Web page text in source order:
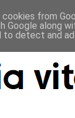
from
Google along
detect and